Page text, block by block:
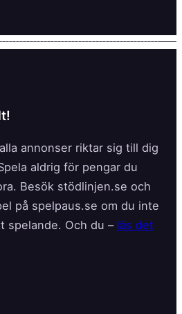
annonser riktar sig till dig
aldrig för pengar du
Besök stödlinjen.se och
på spelpaus.se om du inte
spelande. Och du – läs det